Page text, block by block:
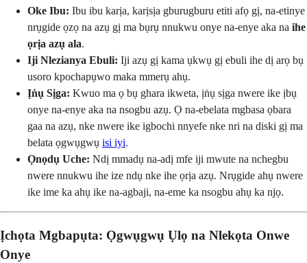
Oke Ibu: Ibu ibu karịa, karịsịa gburugburu etiti afọ gị, na-etinye
nrụgide ọzọ na azụ gị ma bụrụ nnukwu onye na-enye aka na ihe
ọrịa azụ ala.
Iji Nlezianya Ebuli: Iji azụ gị kama ụkwụ gị ebuli ihe dị arọ bụ
usoro kpochapụwo maka mmerụ ahụ.
Ịṅụ Sịga: Kwuo ma ọ bụ ghara ikweta, ịṅụ sịga nwere ike ịbụ
onye na-enye aka na nsogbu azụ. Ọ na-ebelata mgbasa ọbara
gaa na azụ, nke nwere ike igbochi nnyefe nke nri na diski gị ma
belata ọgwụgwụ isi iyi.
Ọnọdụ Uche: Ndị mmadụ na-adị mfe iji mwute na nchegbu
nwere nnukwu ihe ize ndụ nke ihe ọrịa azụ. Nrụgide ahụ nwere
ike ime ka ahụ ike na-agbaji, na-eme ka nsogbu ahụ ka njọ.
Ịchọta Mgbapụta: Ọgwụgwụ Ụlọ na Nlekọta Onwe
Onye